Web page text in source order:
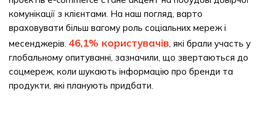
комунікації з клієнтами. На наш погляд, варто
враховувати більш вагому роль соціальних мереж і
месенджерів. 46,1% користувачів, які брали участь у
глобальному опитуванні, зазначили, що звертаються до
соцмереж, коли шукають інформацію про бренди та
продукти, які планують придбати.